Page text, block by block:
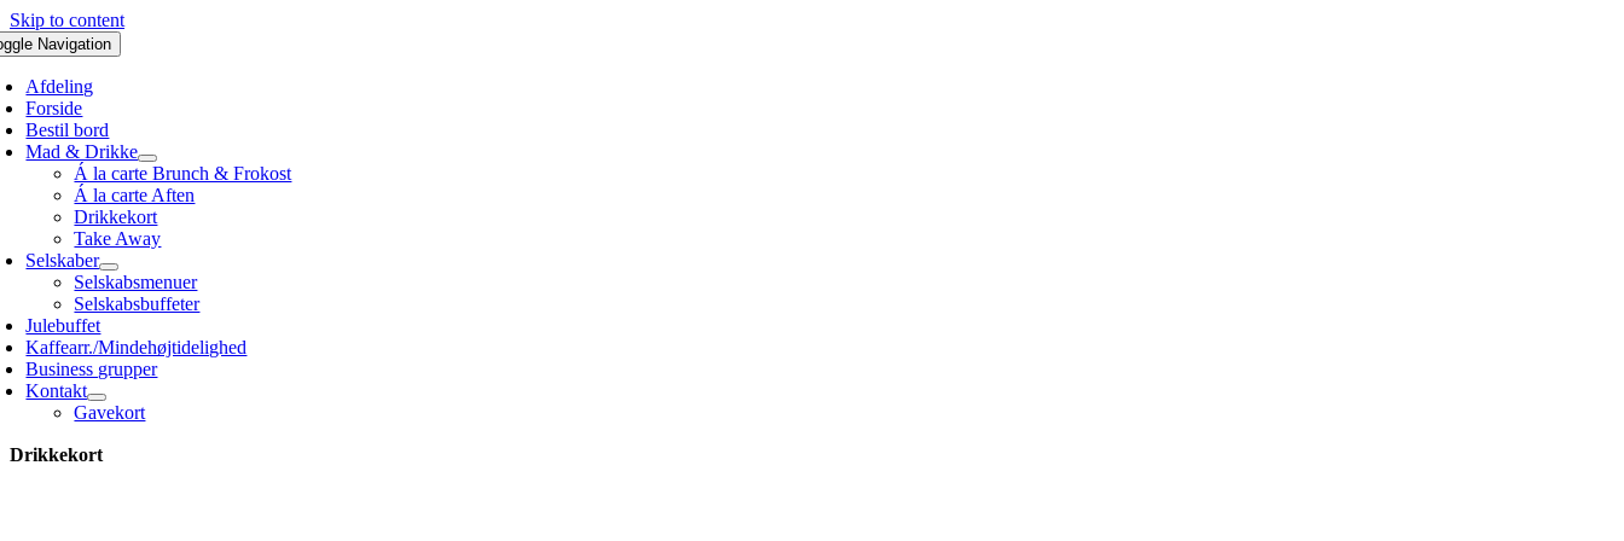
Skip to content
Navigation
Afdeling
Forside
Bestil bord
Mad & Drikke
Á la carte Brunch & Frokost
Á la carte Aften
Drikkekort
Take Away
Selskaber
Selskabsmenuer
Selskabsbuffeter
Julebuffet
Kaffearr./Mindehøjtidelighed
Business grupper
Kontakt
Gavekort
Drikkekort